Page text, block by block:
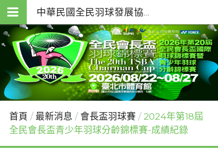
中華民國全民羽球發展協會（T.S.B.A.）
首頁 最新消息 會長盃羽球賽
2024年第18屆
全民會長盃青少年羽球分齡錦標賽-成績紀錄